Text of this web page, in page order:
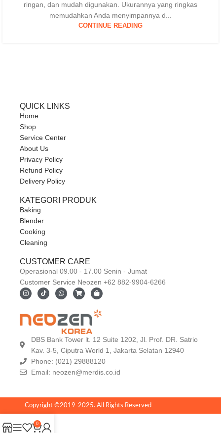
ringan, dan mudah digunakan. Ukurannya yang ringkas
memudahkan Anda menyimpannya d...
CONTINUE READING
QUICK LINKS
Home
Shop
Service Center
About Us
Privacy Policy
Refund Policy
Delivery Policy
KATEGORI PRODUK
Baking
Blender
Cooking
Cleaning
CUSTOMER CARE
Operasional 09.00 - 17.00 Senin - Jumat
Customer Service Neozen +62 882-9904-6266
DBS Bank Tower lt. 12 Suite 1202, Jl. Prof. DR. Satrio
Kav. 3-5, Ciputra World 1, Jakarta Selatan 12940
Phone: (021) 29888120
Email: neozen@merdis.co.id
Copyright ©2019-2025. All Rights Reserved
0